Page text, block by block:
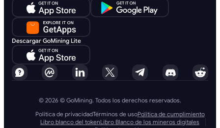
Descargar GoMining Lite
© 2026 © GoMining. Todos los derechos reservados.
Política de privacidadTérminos de usoPolítica de cumplimiento
Libro blanco del tokenLibro Blanco de los mineros digitales